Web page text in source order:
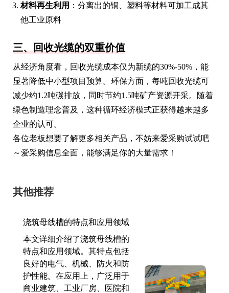
材料再生利用 ：分离出的铜、塑料等材料可加工成其
他工业原料
三、回收光缆的双重价值
从经济角度看，回收光缆成本仅为新缆的30%-50%，能
显著降低中小型项目预算。环保方面，每吨回收光缆可
减少约1.2吨碳排放，同时节约1.5吨矿产资源开采。随着
绿色制造理念普及，这种循环经济模式正获得越来越多
企业的认可。
各位老板想要了解更多相关产品，不妨来爱采购试试吧
～爱采购信息全面，能够满足你的大量需求！
其他推荐
浇筑母线槽的特点和应用领域
本文详细介绍了浇筑母线槽的
特点和应用领域。其特点包括
良好的电气、机械、防火和防
护性能。在应用上，广泛用于
商业建筑、工业厂房、医院和